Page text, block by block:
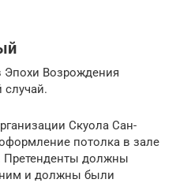
Эпохи Возрождения
Скуола Сан-
потолка в зале
Претенденты должны
и должны были